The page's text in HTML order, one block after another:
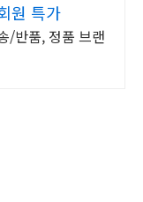
원 특가
/반품, 정품 브랜